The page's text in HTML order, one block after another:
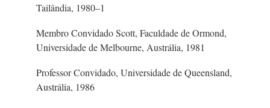
Tailândia, 1980–1
Membro Convidado Scott, Faculdade de Ormond,
Universidade de Melbourne, Austrália, 1981
Professor Convidado, Universidade de Queensland,
Austrália, 1986